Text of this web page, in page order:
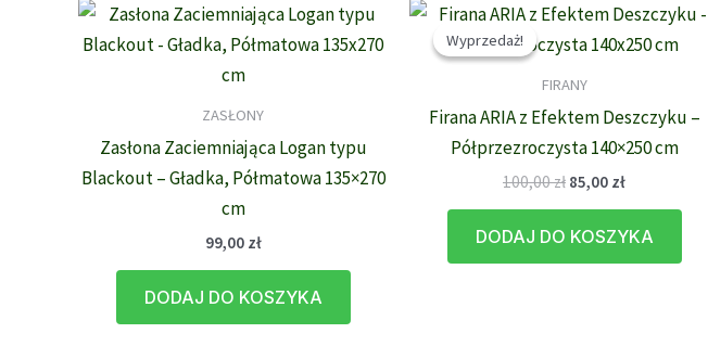
ZASŁONY
Zasłona Zaciemniająca Logan typu
Blackout – Gładka, Półmatowa 135×270
cm
99,00 zł
DODAJ DO KOSZYKA
Wyprzedaż!
Wyprzedaż!
FIRANY
Firana ARIA z Efektem Deszczyku –
Półprzezroczysta 140×250 cm
100,00zł Pierwotna
100,00 zł.
85,00 złAktualna
85,00 zł.
DODAJ DO KOSZYKA